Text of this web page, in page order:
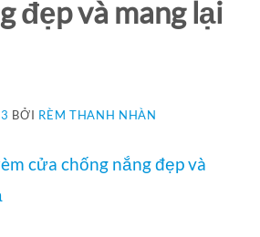
đẹp và mang lại
BỞI RÈM THANH NHÀN